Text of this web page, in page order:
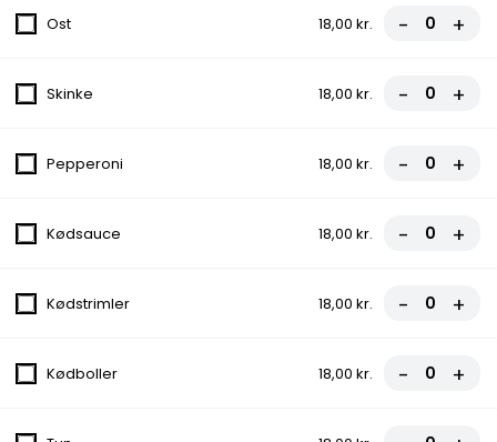
109,00 kr.
FROKOST - Halv Kylling
99,00 kr.
FROKOST - Rødspættefilet
Salat
Ost 18,00 kr. - +
Skinke 18,00 kr. - +
Pepperoni 18,00 kr. - +
Kødsauce 18,00 kr. - +
Kødstrimler 18,00 kr. - +
Kødboller 18,00 kr. - +